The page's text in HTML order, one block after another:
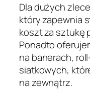
Dla dużych
który zapewnia
koszt za sztukę
Ponadto
na banerach,
siatkowych,
na zewnątrz.